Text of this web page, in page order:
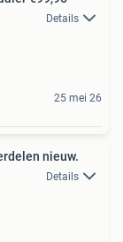
Details
25 mei 26
nieuw.
Details